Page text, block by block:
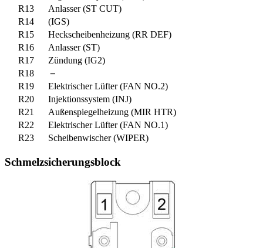
R13
Anlasser (ST CUT)
R14
(IGS)
R15
Heckscheibenheizung (RR DEF)
R16
Anlasser (ST)
R17
Zündung (IG2)
R18
–
R19
Elektrischer Lüfter (FAN NO.2)
R20
Injektionssystem (INJ)
R21
Außenspiegelheizung (MIR HTR)
R22
Elektrischer Lüfter (FAN NO.1)
R23
Scheibenwischer (WIPER)
Schmelzsicherungsblock